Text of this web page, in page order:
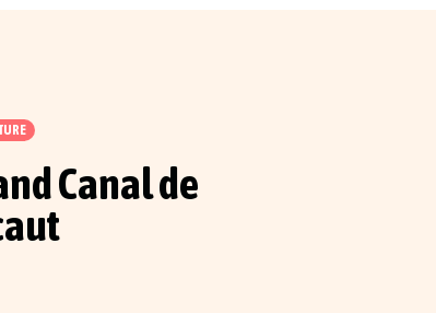
Canal de